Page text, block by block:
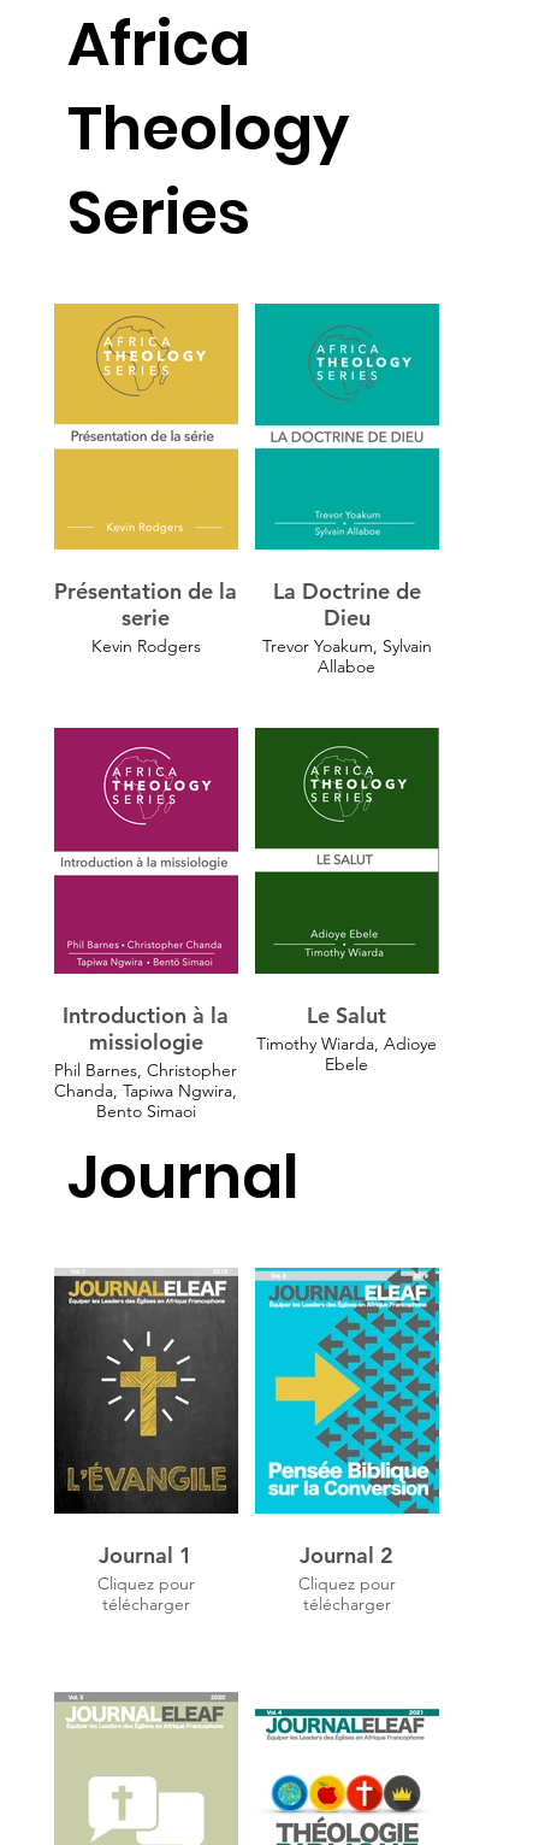
Présentation de la
serie
Kevin Rodgers
La Doctrine de
Dieu
Trevor Yoakum, Sylvain
Allaboe
Introduction à la
missiologie
Phil Barnes, Christopher
Chanda, Tapiwa Ngwira,
Bento Simaoi
Le Salut
Timothy Wiarda, Adioye
Ebele
Africa
Theology
Series
Journal
Journal 1
Cliquez pour
télécharger
Journal 2
Cliquez pour
télécharger